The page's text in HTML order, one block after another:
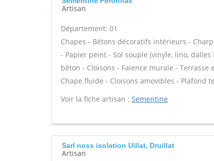
Artisan
Département: 01
Chapes - Bétons décoratifs intérieurs -
- Papier peint - Sol souple (vinyle, lino, dalles
béton - Cloisons - Faïence murale -
Chape fluide - Cloisons amovibles - Plafond
Voir la fiche artisan : Sementine
Sarl noss isolation Uillat, Druillat
Artisan